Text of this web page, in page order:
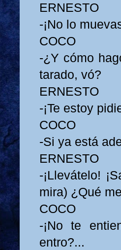
ERNESTO
-¡No lo
COCO
-¿Y cómo
tarado, vó?
ERNESTO
-¡Te estoy
COCO
-Si ya está
ERNESTO
-¡Llevátelo!
mira) ¿Qué
COCO
-¡No te
entro?...